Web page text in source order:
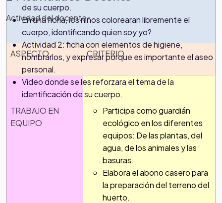
de su cuerpo.
En una ficha, los niños colorearan libremente el
cuerpo, identificando quien soy yo?
Actividad 2: ficha con elementos de higiene,
nombrarlos, y expresar porque es importante el aseo
personal.
Video donde se les reforzara el tema de la
identificación de su cuerpo.
Actividad del docente
ASPECTO CRITERIO
TRABAJO EN
EQUIPO
Participa como guardián
ecológico en los diferentes
equipos: De las plantas, del
agua, de los animales y las
basuras.
Elabora el abono casero para
la preparación del terreno del
huerto.